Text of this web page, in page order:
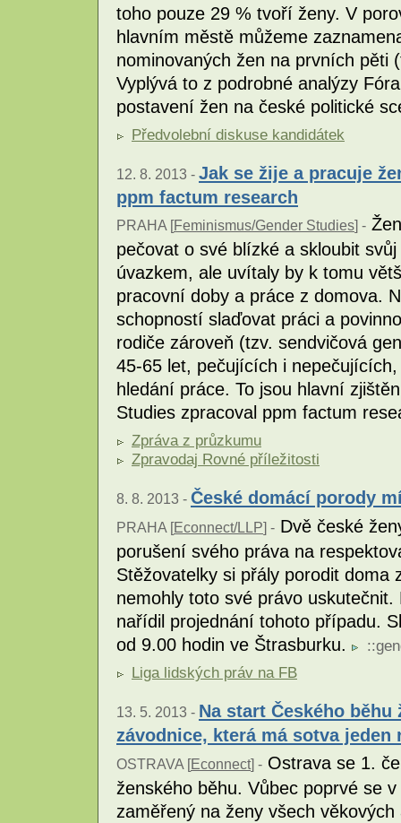
toho pouze 29 % tvoří ženy. V
hlavním městě můžeme
nominovaných žen na prvních pěti
Vyplývá to z podrobné analýzy
postavení žen na české politické
Předvolební diskuse kandidátek
12. 8. 2013 - Jak se žije a pracuje
ppm factum research
PRAHA [Feminismus/Gender Studies] -
pečovat o své blízké a skloubit
úvazkem, ale uvítaly by k tomu
pracovní doby a práce z domova.
schopností slaďovat práci a
rodiče zároveň (tzv. sendvičová
45-65 let, pečujících i
hledání práce. To jsou hlavní
Studies zpracoval ppm factum
Zpráva z průzkumu
Zpravodaj Rovné příležitosti
8. 8. 2013 - České domácí porody
PRAHA [Econnect/LLP] - Dvě české
porušení svého práva na
Stěžovatelky si přály porodit doma
nemohly toto své právo
nařídil projednání tohoto případu.
od 9.00 hodin ve Štrasburku.
::
Liga lidských práv na FB
13. 5. 2013 - Na start Českého
závodnice, která má sotva jeden
OSTRAVA [Econnect] - Ostrava se 1.
ženského běhu. Vůbec poprvé se
zaměřený na ženy všech